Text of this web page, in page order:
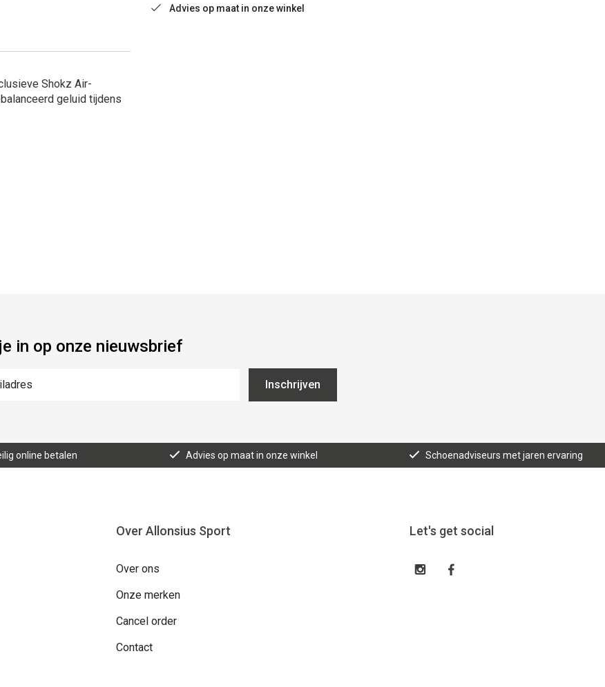
Advies op maat in onze winkel
Shokz Air-
geluid tijdens
in op onze nieuwsbrief
Inschrijven
online betalen Advies op maat in onze winkel Schoenadviseurs met jaren ervaring
Over Allonsius Sport
Over ons
Onze merken
Cancel order
Contact
Let's get social